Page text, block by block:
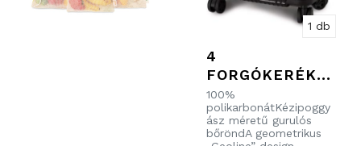
1 db
4
FORGÓKERÉKK
EL
RENDELKEZŐ
KÉZIPOGGYÁSZ
100%
polikarbonátKézipoggy
ász méretű gurulós
bőröndA geometrikus